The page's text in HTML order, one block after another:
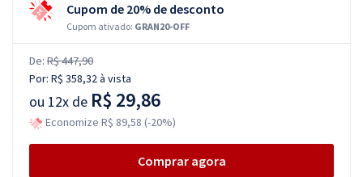
Cupom de 20% de desconto
Cupom ativado: GRAN20-OFF
De: R$ 447,90
Por: R$ 358,32à vista
ou 12x de R$ 29,86
Economize R$ 89,58 (-20%)
Comprar agora